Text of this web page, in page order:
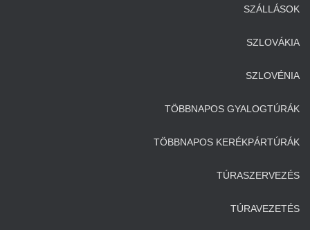
SZÁLLÁSOK
SZLOVÁKIA
SZLOVÉNIA
TÖBBNAPOS GYALOGTÚRÁK
TÖBBNAPOS KERÉKPÁRTÚRÁK
TÚRASZERVEZÉS
TÚRAVEZETÉS